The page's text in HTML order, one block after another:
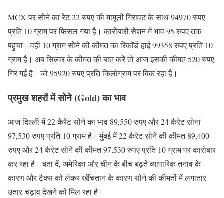
MCX पर सोने का रेट 22 रुपए की मामूली गिरावट के साथ 94970 रुपए
प्रति 10 ग्राम पर फिसल गया है। कारोबारी सेशन में भाव 95 रुपए तक
पहुंचा। वहीं 10 ग्राम सोने की कीमत का रिकॉर्ड हाई 99358 रुपए प्रति 10
ग्राम है। अब सिल्वर के कीमत की बात करें तो आज इसकी कीमत 520 रुपए
गिर गई है। जो 95920 रुपए प्रति किलोग्राम पर बिक रहा है।
प्रमुख शहरों में सोने (Gold) का भाव
आज दिल्ली में 22 कैरेट सोने का भाव 89,550 रुपए और 24 कैरेट सोना
97,530 रुपए प्रति 10 ग्राम है। मुंबई में 22 कैरेट सोने की कीमत 89,400
रुपए और 24 कैरेट सोने की कीमत 97,530 रुपए प्रति 10 ग्राम पर कारोबार
कर रहा है। बता दें, अमेरिका और चीन के बीच बढ़ते व्यापारिक तनाव के
कारण और टैक्स को लेकर खींचतान के कारण सोने की कीमतों में लगातार
उतार-चढ़ाव देखने को मिल रहा है।